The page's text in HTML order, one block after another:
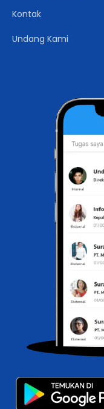
Kontak
Undang Kami